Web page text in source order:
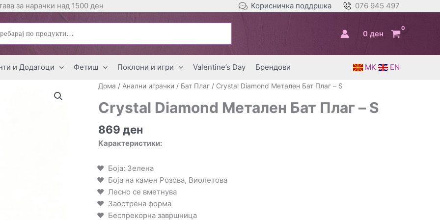
за нарачки над 1500 ден Корисничка поддршка 076 945 497
0 ден
и Додатоци Фетиш Поклони и игри Valentine’s Day Брендови MK EN
Дома / Анални играчки / Бат Плаг / Crystal Diamond Метален Бат Плаг – S
Crystal Diamond Метален Бат Плаг – S
869 ден
Карактеристики:
Боја: Зелена
Боја на камен Розова, Виолетова
Лесно се вметнува
Заострена форма
Беспрекорна завршница